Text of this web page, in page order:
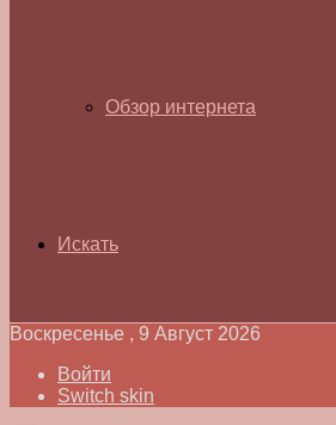
Обзор интернета
Искать
Воскресенье , 9 Август 2026
Войти
Switch skin